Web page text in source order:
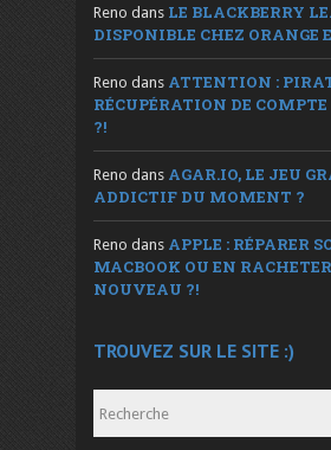
Reno dans LE BLACKBERRY
DISPONIBLE CHEZ ORANGE
Reno dans ATTENTION :
RÉCUPÉRATION DE COMPTE
?!
Reno dans AGAR.IO, LE JEU
ADDICTIF DU MOMENT ?
Reno dans APPLE : RÉPARER
MACBOOK OU EN
NOUVEAU ?!
TROUVEZ SUR LE SITE :)